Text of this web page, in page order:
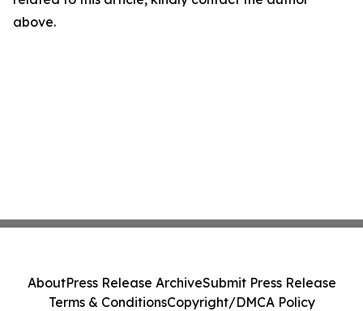
above.
AboutPress Release ArchiveSubmit Press Release
Terms & ConditionsCopyright/DMCA Policy